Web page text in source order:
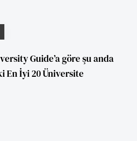
Guide’a göre şu anda
En İyi 20 Üniversite